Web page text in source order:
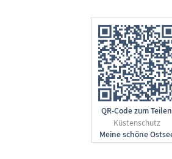
QR-Code zum Teilen
Küstenschutz